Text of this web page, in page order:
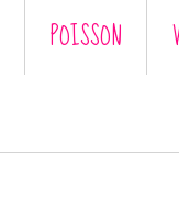
POISSON